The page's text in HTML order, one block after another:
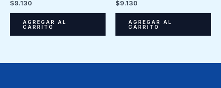
$9.130
AGREGAR AL
CARRITO
$9.130
AGREGAR AL
CARRITO